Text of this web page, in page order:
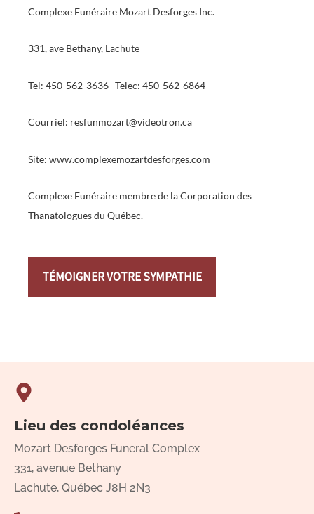
Complexe Funéraire Mozart Desforges Inc.
331, ave Bethany, Lachute
Tel: 450-562-3636 Telec: 450-562-6864
Courriel: resfunmozart@videotron.ca
Site: www.complexemozartdesforges.com
Complexe Funéraire membre de la Corporation des
Thanatologues du Québec.
TÉMOIGNER VOTRE SYMPATHIE
Lieu des condoléances
Mozart Desforges Funeral Complex
331, avenue Bethany
Lachute, Québec J8H 2N3